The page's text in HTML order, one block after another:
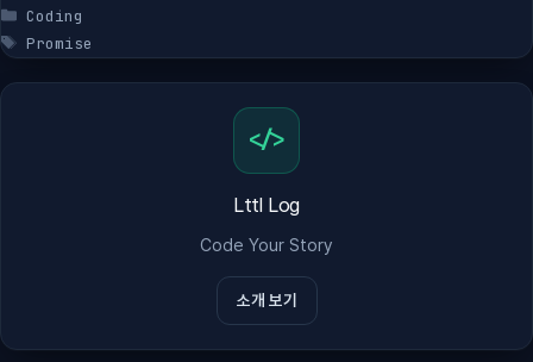
카
테
고
리
Coding
태
그
Promise
</>
Lttl Log
Code Your Story
소개 보기